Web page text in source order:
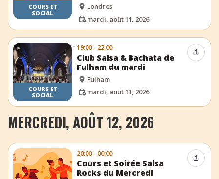
COURS ET
SOCIAL
Londres
mardi, août 11, 2026
COURS ET
SOCIAL
19:00 - 22:00
Club Salsa & Bachata de
Fulham du mardi
Fulham
mardi, août 11, 2026
MERCREDI, AOÛT 12, 2026
20:00 - 00:00
Cours et Soirée Salsa
Rocks du Mercredi